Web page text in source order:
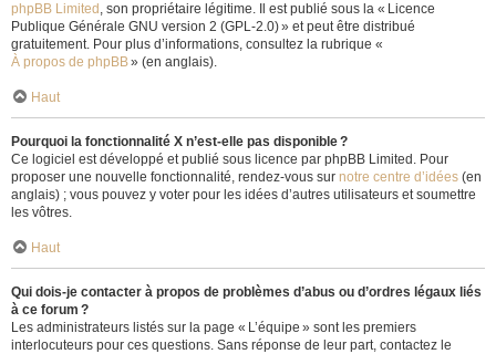
phpBB Limited , son propriétaire légitime. Il est publié sous la « Licence
Publique Générale GNU version 2 (GPL-2.0) » et peut être distribué
gratuitement. Pour plus d’informations, consultez la rubrique «
À propos de phpBB» (en anglais).
Haut
Pourquoi la fonctionnalité X n’est-elle pas disponible ?
Ce logiciel est développé et publié sous licence par phpBB Limited. Pour
proposer une nouvelle fonctionnalité, rendez-vous sur notre centre d’idées (en
anglais) ; vous pouvez y voter pour les idées d’autres utilisateurs et soumettre
les vôtres.
Haut
Qui dois-je contacter à propos de problèmes d’abus ou d’ordres légaux liés
à ce forum ?
Les administrateurs listés sur la page « L’équipe » sont les premiers
interlocuteurs pour ces questions. Sans réponse de leur part, contactez le